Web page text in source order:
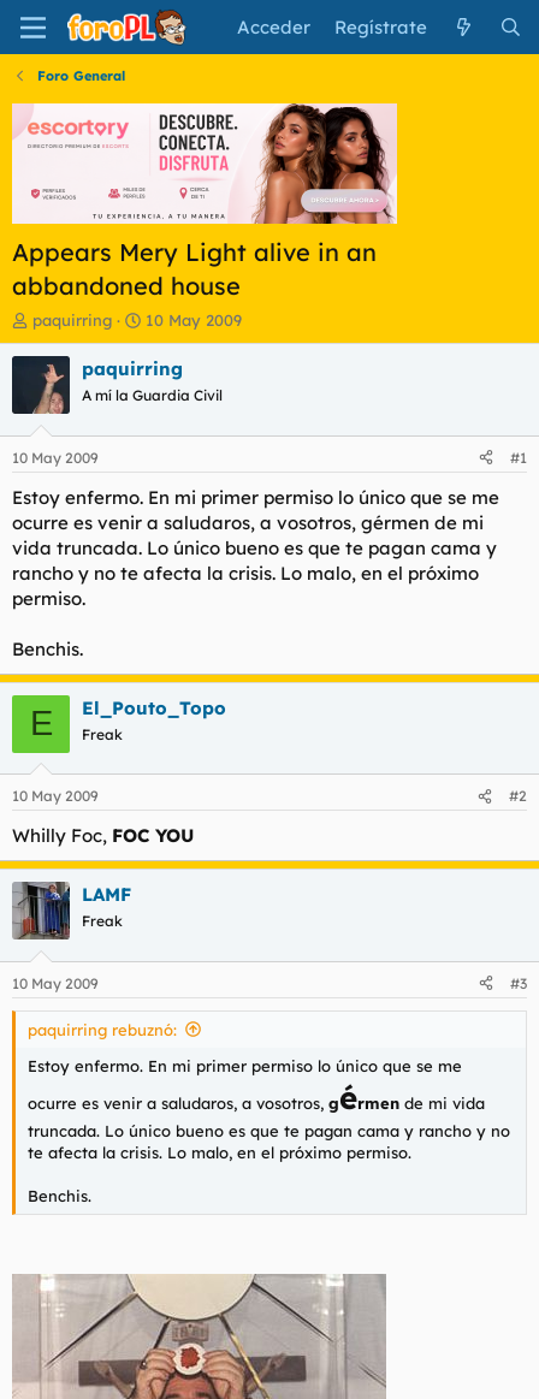
Acceder Regístrate
Foro General
Appears Mery Light alive in an
abbandoned house
I
n
i
i
a
d
o
r
e
l
t
e
a
paquirring
F
e
c
a
i
n
c
i
o
10 May 2009
paquirring
A mí la Guardia Civil
10 May 2009 #1
Estoy enfermo. En mi primer permiso lo único que se me
ocurre es venir a saludaros, a vosotros, gérmen de mi
vida truncada. Lo único bueno es que te pagan cama y
rancho y no te afecta la crisis. Lo malo, en el próximo
permiso.
Benchis.
E El_Pouto_Topo
Freak
10 May 2009 #2
Whilly Foc, FOC YOU
LAMF
Freak
10 May 2009 #3
paquirring rebuznó:
Estoy enfermo. En mi primer permiso lo único que se me
ocurre es venir a saludaros, a vosotros, gérmen de mi vida
truncada. Lo único bueno es que te pagan cama y rancho y no
te afecta la crisis. Lo malo, en el próximo permiso.
Benchis.